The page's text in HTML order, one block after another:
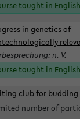
taught in English
in genetics of
n. V.
taught in English
club for
number of